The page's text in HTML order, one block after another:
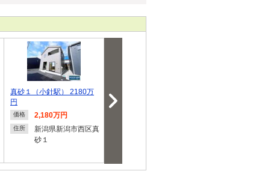
真砂１（小針駅） 2180万
円
価格 2,180万円
住所
新潟県新潟市西区真
砂１
3190万円